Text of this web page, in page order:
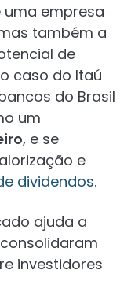
uma empresa
também a
de
caso do Itaú
do Brasil
um
, e se
e
dividendos.
ajuda a
investidores